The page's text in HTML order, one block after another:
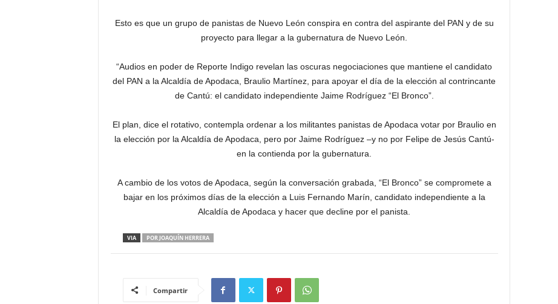
Esto es que un grupo de panistas de Nuevo León conspira en contra del aspirante del PAN y de su
proyecto para llegar a la gubernatura de Nuevo León.
“Audios en poder de Reporte Indigo revelan las oscuras negociaciones que mantiene el candidato
del PAN a la Alcaldía de Apodaca, Braulio Martínez, para apoyar el día de la elección al contrincante
de Cantú: el candidato independiente Jaime Rodríguez “El Bronco”.
El plan, dice el rotativo, contempla ordenar a los militantes panistas de Apodaca votar por Braulio en
la elección por la Alcaldía de Apodaca, pero por Jaime Rodríguez –y no por Felipe de Jesús Cantú-
en la contienda por la gubernatura.
A cambio de los votos de Apodaca, según la conversación grabada, “El Bronco” se compromete a
bajar en los próximos días de la elección a Luis Fernando Marín, candidato independiente a la
Alcaldía de Apodaca y hacer que decline por el panista.
VIA POR JOAQUÍN HERRERA
Compartir